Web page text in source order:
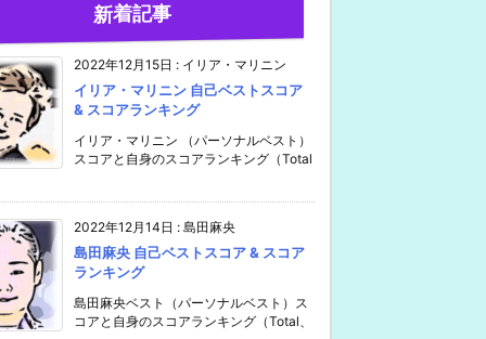
新着記事
2022年12月15日 : イリア・マリニン
イリア・マリニン 自己ベストスコア
& スコアランキング
イリア・マリニン （パーソナルベスト）
スコアと自身のスコアランキング（Total
2022年12月14日 : 島田麻央
島田麻央 自己ベストスコア & スコア
ランキング
島田麻央ベスト（パーソナルベスト）ス
コアと自身のスコアランキング（Total、